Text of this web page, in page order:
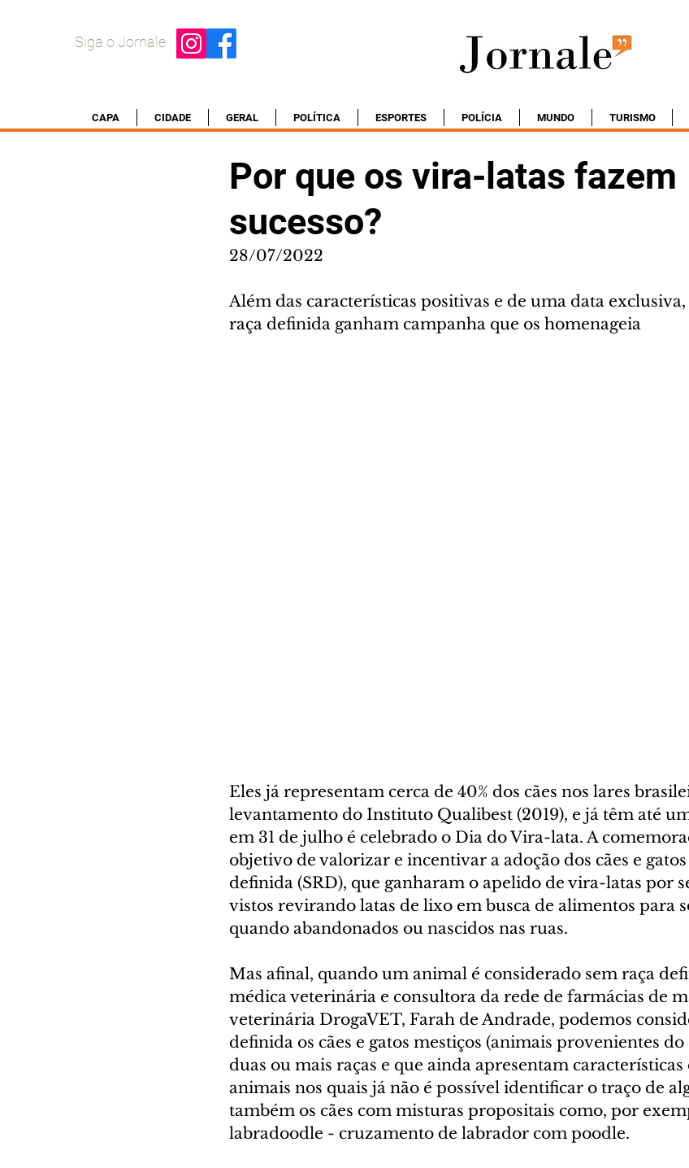
Siga o Jornale
CAPA CIDADE GERAL POLÍTICA ESPORTES POLÍCIA MUNDO TURISMO
Por que os vira-latas fazem
sucesso?
28/07/2022
Além das características positivas e de uma data exclusiva,
raça definida ganham campanha que os homenageia
Eles já representam cerca de 40% dos cães nos lares
levantamento do Instituto Qualibest (2019), e já têm até
em 31 de julho é celebrado o Dia do Vira-lata. A
objetivo de valorizar e incentivar a adoção dos cães e
definida (SRD), que ganharam o apelido de vira-latas por
vistos revirando latas de lixo em busca de alimentos para
quando abandonados ou nascidos nas ruas.
Mas afinal, quando um animal é considerado sem raça
médica veterinária e consultora da rede de farmácias de
veterinária DrogaVET, Farah de Andrade, podemos
definida os cães e gatos mestiços (animais provenientes
duas ou mais raças e que ainda apresentam características
animais nos quais já não é possível identificar o traço de
também os cães com misturas propositais como, por
labradoodle - cruzamento de labrador com poodle.